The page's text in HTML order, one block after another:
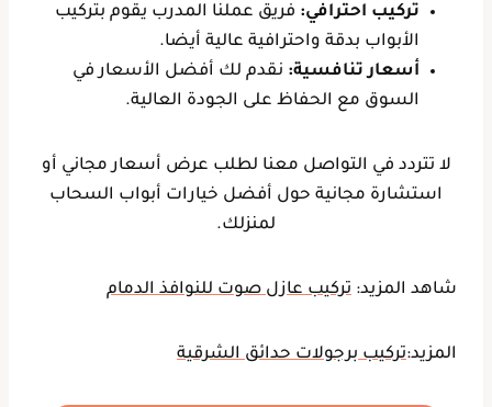
تركيب احترافي: فريق عملنا المدرب يقوم بتركيب
الأبواب بدقة واحترافية عالية أيضا.
أسعار تنافسية: نقدم لك أفضل الأسعار في
السوق مع الحفاظ على الجودة العالية.
لا تتردد في التواصل معنا لطلب عرض أسعار مجاني أو
استشارة مجانية حول أفضل خيارات أبواب السحاب
لمنزلك.
شاهد المزيد: تركيب عازل صوت للنوافذ الدمام
المزيد:تركيب برجولات حدائق الشرقية